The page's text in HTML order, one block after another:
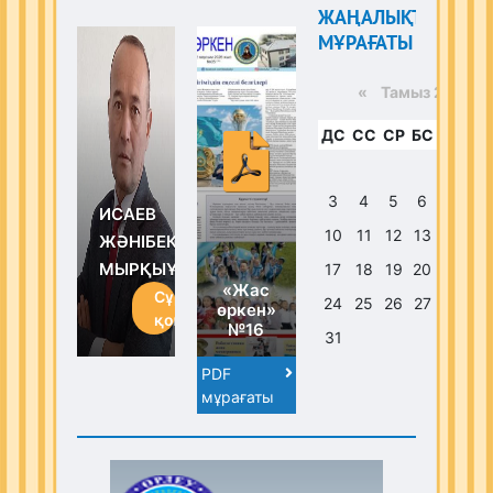
ИСАЕВ
ЖӘНІБЕК
МЫРҚЫҰЛЫ
Сұрақ
қою
«Жас
өркен»
№16
PDF
мұрағаты
ЖАҢАЛЫҚТАР
МҰРАҒАТЫ
« Тамыз 2026
ДС СС СР БС
3
4 5 6
10
11 12 13
17
18 19 20
24
25 26 27
31